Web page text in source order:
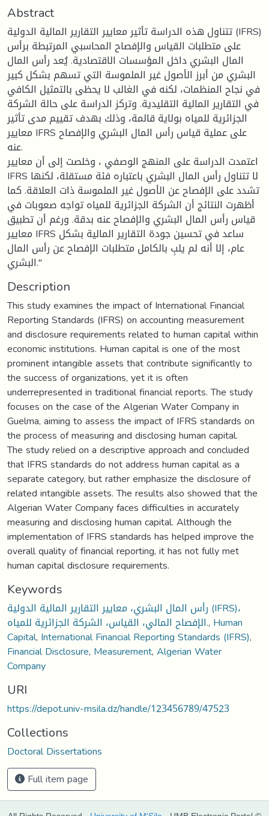
Abstract
تتناول هذه الدراسة تأثير معايير التقارير المالية الدولية (IFRS)
على متطلبات القياس والإفصاح المحاسبي المرتبطة برأس
المال البشري داخل المؤسسات الاقتصادية. يُعد رأس المال
البشري من أبرز الأصول غير الملموسة التي تسهم بشكل كبير
في نجاح المنظمات، لكنه في الغالب لا يحظى بالتمثيل الكافي
في التقارير المالية التقليدية. وتركز الدراسة على حالة الشركة
الجزائرية للمياه بولاية قالمة، وذلك بهدف تقييم مدى تأثير
معايير IFRS على عملية قياس رأس المال البشري والإفصاح
عنه.
اعتمدت الدراسة على المنهج الوصفي ، وخلصت إلى أن معايير
IFRS لا تتناول رأس المال البشري باعتباره فئة مستقلة، لكنها
تشدد على الإفصاح عن الأصول غير الملموسة ذات العلاقة. كما
أظهرت النتائج أن الشركة الجزائرية للمياه تواجه صعوبات في
قياس رأس المال البشري والإفصاح عنه بدقة. ورغم أن تطبيق
معايير IFRS ساعد في تحسين جودة التقارير المالية بشكل
عام، إلا أنه لم يلبِ بالكامل متطلبات الإفصاح عن رأس المال
البشري."
Description
This study examines the impact of International Financial
Reporting Standards (IFRS) on accounting measurement
and disclosure requirements related to human capital within
economic institutions. Human capital is one of the most
prominent intangible assets that contribute significantly to
the success of organizations, yet it is often
underrepresented in traditional financial reports. The study
focuses on the case of the Algerian Water Company in
Guelma, aiming to assess the impact of IFRS standards on
the process of measuring and disclosing human capital.
The study relied on a descriptive approach and concluded
that IFRS standards do not address human capital as a
separate category, but rather emphasize the disclosure of
related intangible assets. The results also showed that the
Algerian Water Company faces difficulties in accurately
measuring and disclosing human capital. Although the
implementation of IFRS standards has helped improve the
overall quality of financial reporting, it has not fully met
human capital disclosure requirements.
Keywords
رأس المال البشري، معايير التقارير المالية الدولية (IFRS)،
الإفصاح المالي، القياس، الشركة الجزائرية للمياه., Human
Capital, International Financial Reporting Standards (IFRS),
Financial Disclosure, Measurement,Algerian Water
Company
URI
https://depot.univ-msila.dz/handle/123456789/47523
Collections
Doctoral Dissertations
Full item page